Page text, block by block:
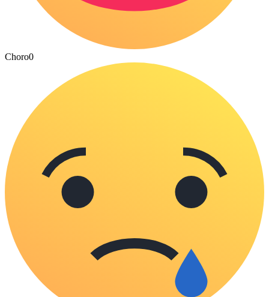
Choro0